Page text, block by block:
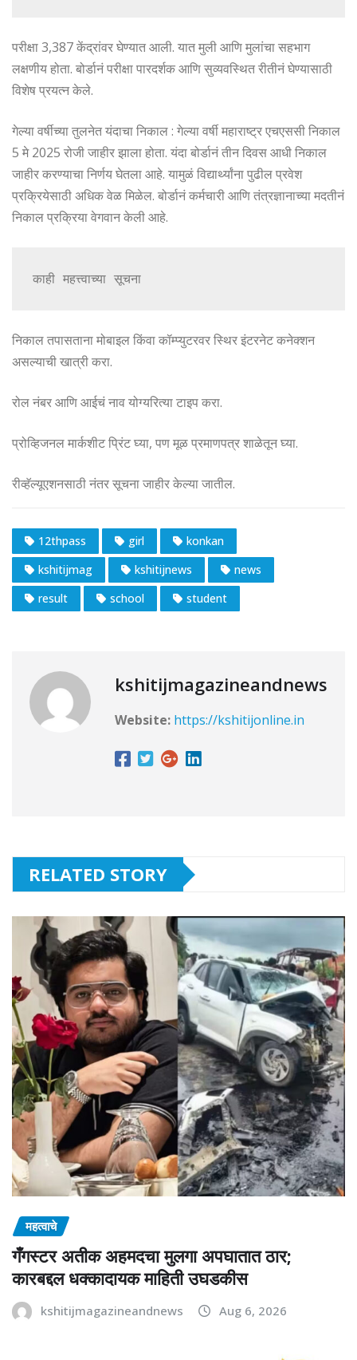
परीक्षा 3,387 केंद्रांवर घेण्यात आली. यात मुली आणि मुलांचा सहभाग
लक्षणीय होता. बोर्डानं परीक्षा पारदर्शक आणि सुव्यवस्थित रीतीनं घेण्यासाठी
विशेष प्रयत्न केले.
गेल्या वर्षीच्या तुलनेत यंदाचा निकाल : गेल्या वर्षी महाराष्ट्र एचएससी निकाल
5 मे 2025 रोजी जाहीर झाला होता. यंदा बोर्डानं तीन दिवस आधी निकाल
जाहीर करण्याचा निर्णय घेतला आहे. यामुळं विद्यार्थ्यांना पुढील प्रवेश
प्रक्रियेसाठी अधिक वेळ मिळेल. बोर्डानं कर्मचारी आणि तंत्रज्ञानाच्या मदतीनं
निकाल प्रक्रिया वेगवान केली आहे.
काही महत्त्वाच्या सूचना
निकाल तपासताना मोबाइल किंवा कॉम्प्युटरवर स्थिर इंटरनेट कनेक्शन
असल्याची खात्री करा.
रोल नंबर आणि आईचं नाव योग्यरित्या टाइप करा.
प्रोव्हिजनल मार्कशीट प्रिंट घ्या, पण मूळ प्रमाणपत्र शाळेतून घ्या.
रीव्हॅल्यूएशनसाठी नंतर सूचना जाहीर केल्या जातील.
12thpass girl
konkan
kshitijmag
kshitijnews
news
result
school student
kshitijmagazineandnews
Website: https://kshitijonline.in
RELATED STORY
महत्वाचे
गँगस्टर अतीक अहमदचा मुलगा अपघातात ठार;
कारबद्दल धक्कादायक माहिती उघडकीस
kshitijmagazineandnews Aug 6, 2026